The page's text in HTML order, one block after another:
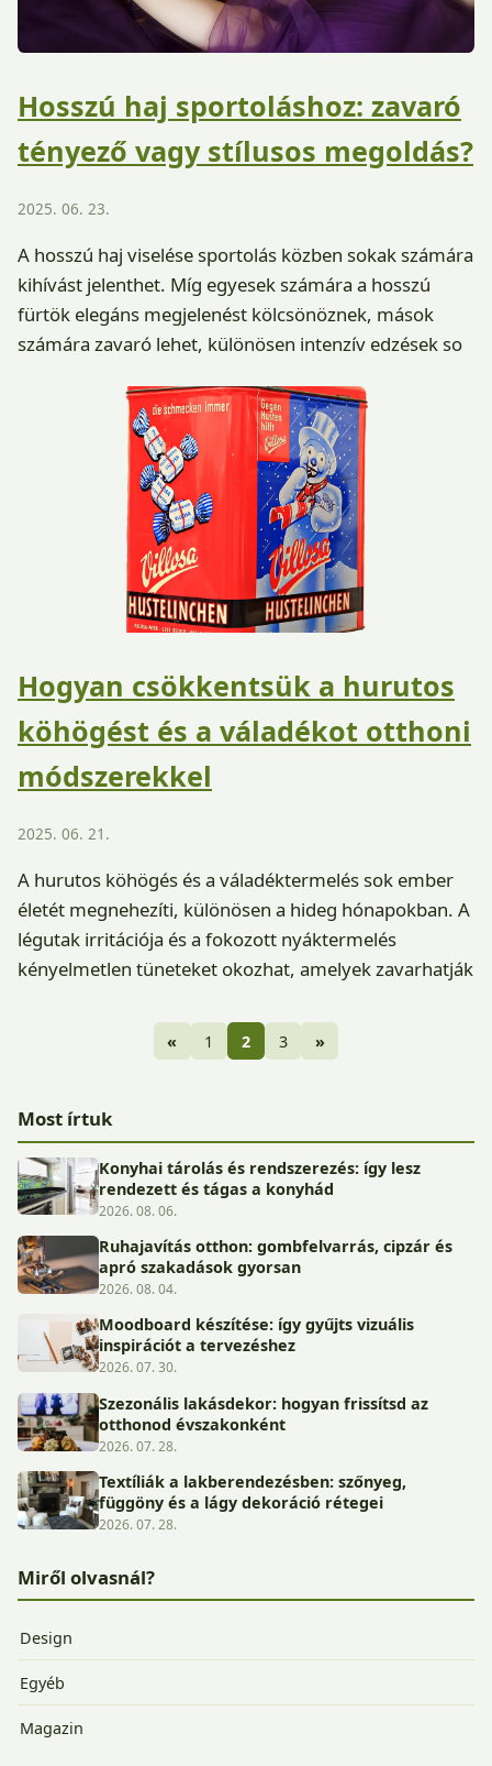
Hosszú haj sportoláshoz: zavaró
tényező vagy stílusos megoldás?
2025. 06. 23.
A hosszú haj viselése sportolás közben sokak számára
kihívást jelenthet. Míg egyesek számára a hosszú
fürtök elegáns megjelenést kölcsönöznek, mások
számára zavaró lehet, különösen intenzív edzések so
Hogyan csökkentsük a hurutos
köhögést és a váladékot otthoni
módszerekkel
2025. 06. 21.
A hurutos köhögés és a váladéktermelés sok ember
életét megnehezíti, különösen a hideg hónapokban. A
légutak irritációja és a fokozott nyáktermelés
kényelmetlen tüneteket okozhat, amelyek zavarhatják
« 1 2 3 »
Most írtuk
Konyhai tárolás és rendszerezés: így lesz
rendezett és tágas a konyhád
2026. 08. 06.
Ruhajavítás otthon: gombfelvarrás, cipzár és
apró szakadások gyorsan
2026. 08. 04.
Moodboard készítése: így gyűjts vizuális
inspirációt a tervezéshez
2026. 07. 30.
Szezonális lakásdekor: hogyan frissítsd az
otthonod évszakonként
2026. 07. 28.
Textíliák a lakberendezésben: szőnyeg,
függöny és a lágy dekoráció rétegei
2026. 07. 28.
Miről olvasnál?
Design
Egyéb
Magazin